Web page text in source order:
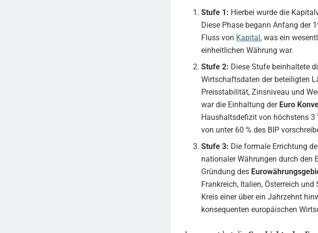
Stufe 1: Hierbei wurde die
Diese Phase begann Anfang der
Fluss von Kapital, was ein
einheitlichen Währung war.
Stufe 2: Diese Stufe beinhaltete
Wirtschaftsdaten der beteiligten
Preisstabilität, Zinsniveau und
war die Einhaltung der Euro
Haushaltsdefizit von höchstens 3
von unter 60 % des BIP
Stufe 3: Die formale Errichtung
nationaler Währungen durch den
Gründung des
Frankreich, Italien, Österreich
Kreis einer über ein Jahrzehnt
konsequenten europäischen